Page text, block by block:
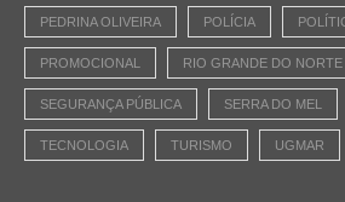
PEDRINA OLIVEIRA POLÍCIA
PROMOCIONAL RIO GRANDE DO NORTE
SEGURANÇA PÚBLICA SERRA DO MEL
TECNOLOGIA TURISMO UGMAR